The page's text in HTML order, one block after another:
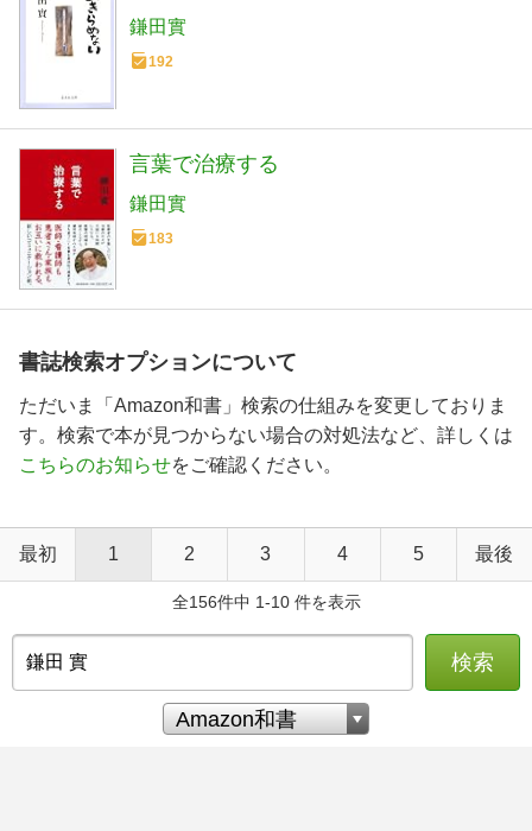
鎌田實
192
言葉で治療する
鎌田實
183
書誌検索オプションについて
ただいま「Amazon和書」検索の仕組みを変更しておりま
す。検索で本が見つからない場合の対処法など、詳しくは
こちらのお知らせをご確認ください。
最初 1 2 3 4 5 最後
全156件中 1-10 件を表示
検索